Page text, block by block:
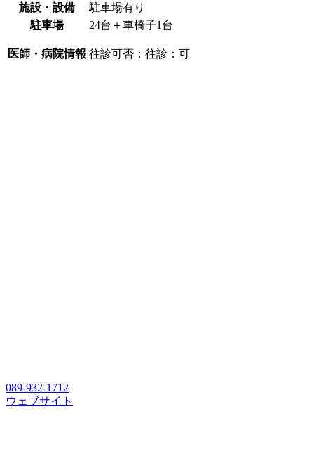
施設・設備
駐車場有り
駐車場
24台＋車椅子1台
医師・病院情報 往診可否：往診：可
089-932-1712
ウェブサイト